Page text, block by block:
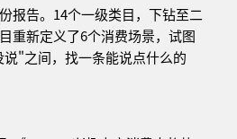
报告。14个一级类目，下钻至二
重新定义了6个消费场景，试图
"之间，找一条能说点什么的